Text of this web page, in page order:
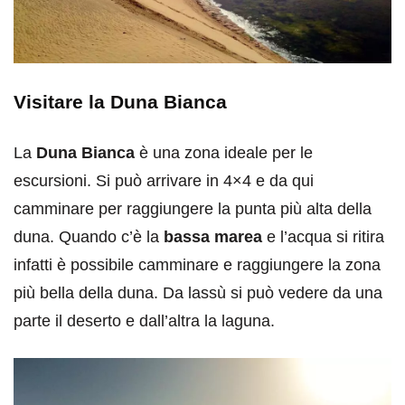
Visitare la Duna Bianca
La Duna Bianca è una zona ideale per le
escursioni. Si può arrivare in 4×4 e da qui
camminare per raggiungere la punta più alta della
duna. Quando c’è la bassa marea e l’acqua si ritira
infatti è possibile camminare e raggiungere la zona
più bella della duna. Da lassù si può vedere da una
parte il deserto e dall’altra la laguna.